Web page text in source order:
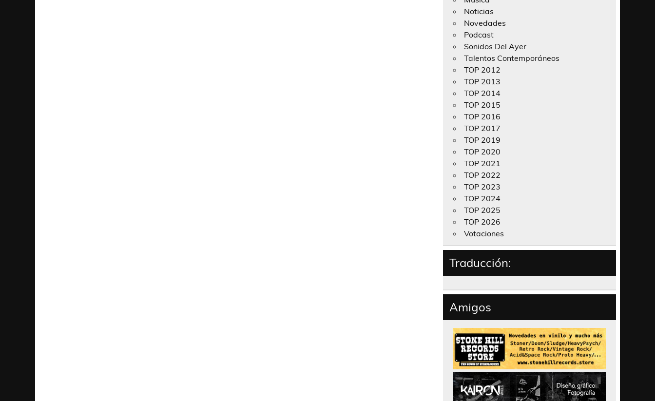
Noticias
Novedades
Podcast
Sonidos Del Ayer
Talentos Contemporáneos
TOP 2012
TOP 2013
TOP 2014
TOP 2015
TOP 2016
TOP 2017
TOP 2019
TOP 2020
TOP 2021
TOP 2022
TOP 2023
TOP 2024
TOP 2025
TOP 2026
Votaciones
Traducción:
Amigos